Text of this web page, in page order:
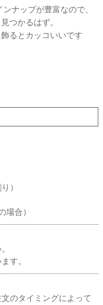
ナップが豊富なので、
つかるはず。
るとカッコいいです
）
場合）
す。
のタイミングによって